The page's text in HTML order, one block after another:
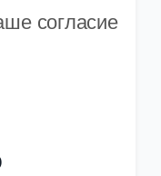
согласие